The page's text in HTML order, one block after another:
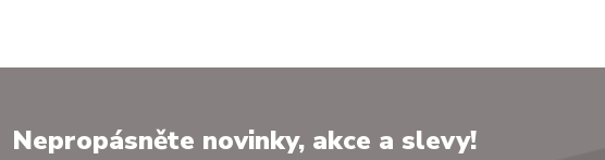
Nepropásněte novinky, akce a slevy!